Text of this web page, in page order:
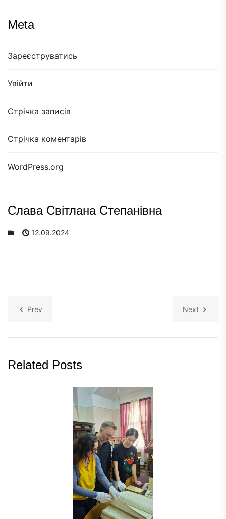
Meta
Зареєструватись
Увійти
Стрічка записів
Стрічка коментарів
WordPress.org
Слава Світлана Степанівна
12.09.2024
Prev Next
Related Posts